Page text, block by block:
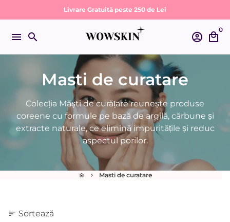
la
conținut
Livrare Gratuită peste 250 de Lei
menu search account_circle local_mall
0
Masti de curatare
Colecția Măști de curățare reunește produse
coreene cu formule pe bază de argilă, cărbune și
extracte naturale, ce elimină impuritățile și reduc
aspectul porilor.
home keyboard_arrow_right Masti de curatare
sort Sortează